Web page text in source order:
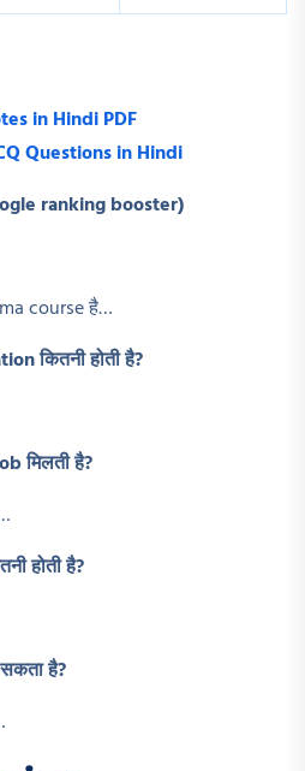
in Hindi PDF
Questions in Hindi
ranking booster)
course है…
कितनी होती है?
मिलती है?
होती है?
है?